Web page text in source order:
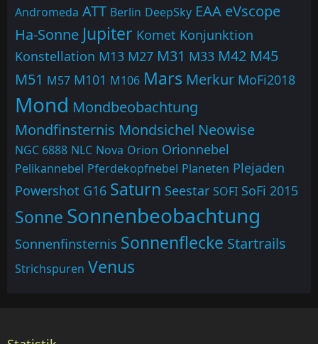
Andromeda ATT Berlin DeepSky EAA eVscope
Ha-Sonne Jupiter Komet Konjunktion
Konstellation M13 M27 M31 M33 M42 M45
M51 M57 M101 M106 Mars Merkur MoFi2018
Mond Mondbeobachtung
Mondfinsternis Mondsichel Neowise
NGC 6888 NLC Nova Orion Orionnebel
Pelikannebel Pferdekopfnebel Planeten Plejaden
Powershot G16 Saturn Seestar SOFI SoFi 2015
Sonne Sonnenbeobachtung
Sonnenfinsternis Sonnenflecke Startrails
Strichspuren Venus